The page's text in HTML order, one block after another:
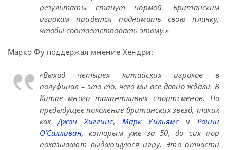
результаты станут нормой. Британским
игрокам придется поднимать свою планку,
чтобы соответствовать этому.»
Марко Фу поддержал мнение Хендри:
«Выход четырех китайских игроков в
полуфинал – это то, чего мы все давно ждали. В
Китае много талантливых спортсменов. Но
предыдущее поколение британских звезд, таких
какДжон Хиггинс,Марк Уильямси Ронни
О’Салливан, которым уже за 50, до сих пор
показывают выдающуюся игру. Это отчасти